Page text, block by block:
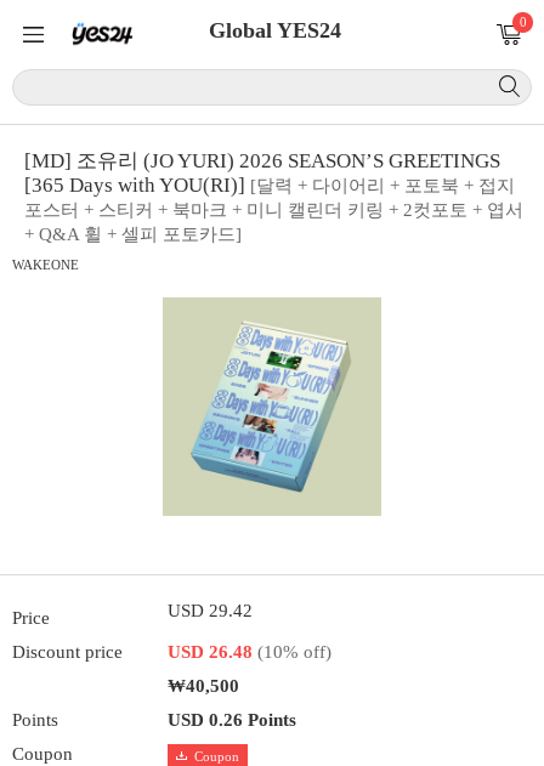
Global YES24 0
[MD] 조유리 (JO YURI) 2026 SEASON’S GREETINGS
[365 Days with YOU(RI)] [달력 + 다이어리 + 포토북 + 접지
포스터 + 스티커 + 북마크 + 미니 캘린더 키링 + 2컷포토 + 엽서
+ Q&A 휠 + 셀피 포토카드]
WAKEONE
Price USD 29.42
Discount price USD 26.48 (10% off)
₩40,500
Points
USD 0.26 Points
Coupon
Coupon